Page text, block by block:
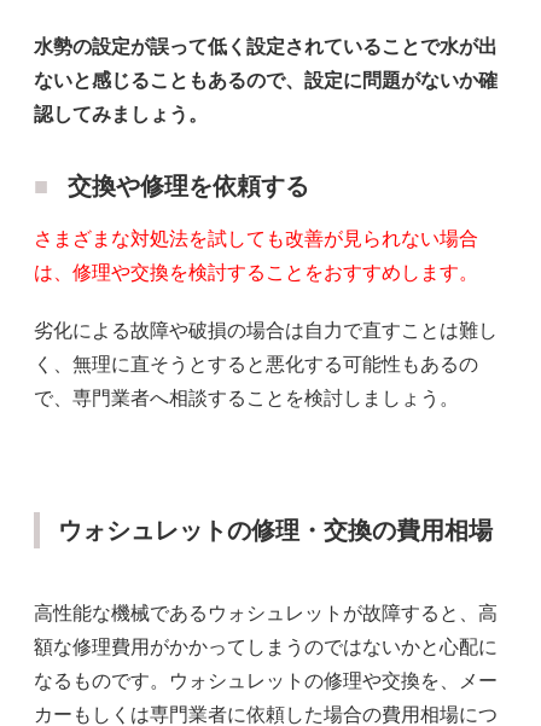
水勢の設定が誤って低く設定されていることで水が出
ないと感じることもあるので、設定に問題がないか確
認してみましょう。
交換や修理を依頼する
さまざまな対処法を試しても改善が見られない場合
は、修理や交換を検討することをおすすめします。
劣化による故障や破損の場合は自力で直すことは難し
く、無理に直そうとすると悪化する可能性もあるの
で、専門業者へ相談することを検討しましょう。
ウォシュレットの修理・交換の費用相場
高性能な機械であるウォシュレットが故障すると、高
額な修理費用がかかってしまうのではないかと心配に
なるものです。ウォシュレットの修理や交換を、メー
カーもしくは専門業者に依頼した場合の費用相場につ